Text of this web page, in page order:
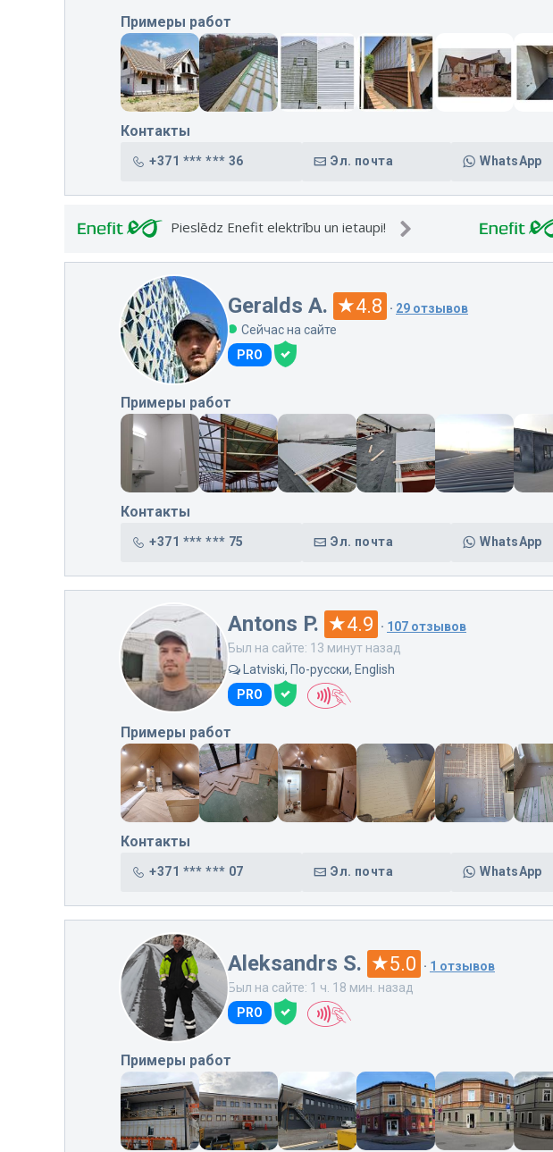
Примеры работ
Контакты
+371 *** *** 36 Эл. почта WhatsApp
Pieslēdz Enefit elektrību un ietaupi!
Geralds A. 4.8 · 29 отзывов
Сейчас на сайте
PRO
Примеры работ
Контакты
+371 *** *** 75 Эл. почта WhatsApp
Antons P. 4.9 · 107 отзывов
Был на сайте: 13 минут назад
Latviski, По-русски, English
PRO
Примеры работ
Контакты
+371 *** *** 07 Эл. почта WhatsApp
Aleksandrs S. 5.0 · 1 отзывов
Был на сайте: 1 ч. 18 мин. назад
PRO
Примеры работ